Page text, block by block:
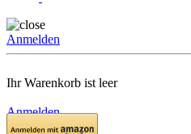
Anmelden
Ihr Warenkorb ist leer
Anmelden
Email: